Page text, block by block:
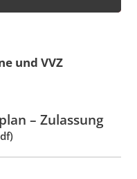
und VVZ
– Zulassung